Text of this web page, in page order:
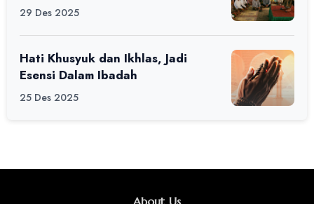
29 Des 2025
Hati Khusyuk dan Ikhlas, Jadi
Esensi Dalam Ibadah
25 Des 2025